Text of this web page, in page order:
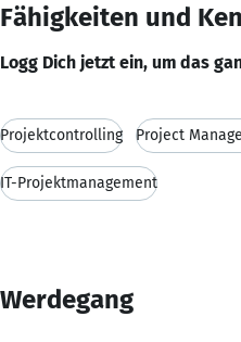
Fähigkeiten und
Logg Dich jetzt ein, um das
Projektcontrolling Project
IT-Projektmanagement
Werdegang